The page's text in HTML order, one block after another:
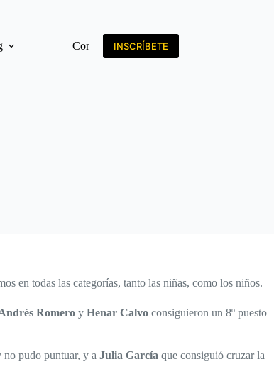
Contacto INSCRÍBETE
en todas las categorías, tanto las niñas, como los niños.
Romero y Henar Calvo consiguieron un 8º puesto
no pudo puntuar, y a Julia García que consiguió cruzar la